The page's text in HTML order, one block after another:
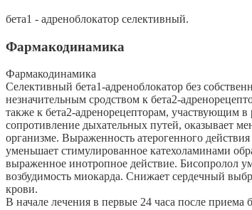
бета1 - адреноблокатор селективный.
Фармакодинамика
Фармакодинамика
Селективный бета1-адреноблокатор без
незначительным сродством к бета2-
также к бета2-адренорецепторам, участвующим
сопротивление дыхательных путей, оказывает
организме. Выраженность атерогенного
уменьшает стимулированное катехоламинами
выраженное инотропное действие. Бисопролол
возбудимость миокарда. Снижает сердечный
крови.
В начале лечения в первые 24 часа после приема